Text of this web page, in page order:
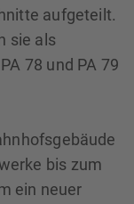
aufgeteilt.
sie als
78 und PA 79
bis zum
ein neuer